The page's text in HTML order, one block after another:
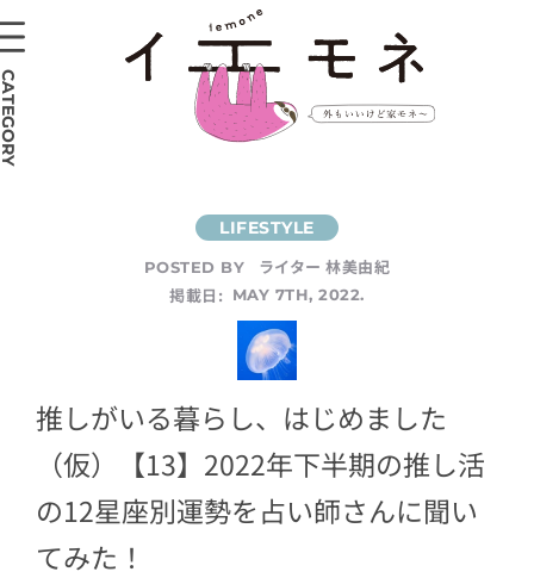
POSTED BY
ライター 林美由紀
掲載日:
MAY 7TH, 2022.
推しがいる暮らし、はじめました
（仮）【13】2022年下半期の推し活
の12星座別運勢を占い師さんに聞い
てみた！